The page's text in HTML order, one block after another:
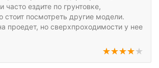
часто ездите по грунтовке,
стоит посмотреть другие модели.
проедет, но сверхпроходимости у нее